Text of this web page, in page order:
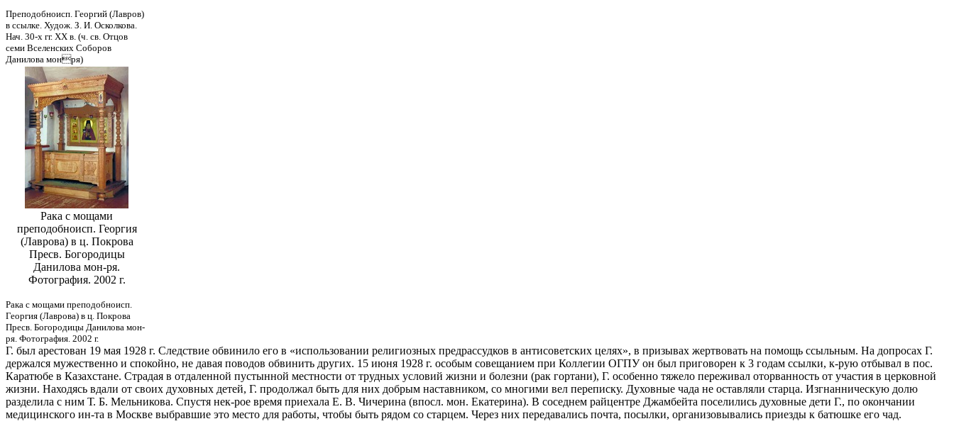
Преподобноисп. Георгий (Лавров)
в ссылке. Худож. З. И. Осколкова.
Нач. 30-х гг. ХХ в. (ч. св. Отцов
семи Вселенских Соборов
Данилова монря)
Рака с мощами
преподобноисп. Георгия
(Лаврова) в ц. Покрова
Пресв. Богородицы
Данилова мон-ря.
Фотография. 2002 г.
Рака с мощами преподобноисп.
Георгия (Лаврова) в ц. Покрова
Пресв. Богородицы Данилова мон-
ря. Фотография. 2002 г.
Г. был арестован 19 мая 1928 г. Следствие обвинило его в «использовании религиозных предрассудков в антисоветских целях», в призывах жертвовать на помощь ссыльным. На допросах Г.
держался мужественно и спокойно, не давая поводов обвинить других. 15 июня 1928 г. особым совещанием при Коллегии ОГПУ он был приговорен к 3 годам ссылки, к-рую отбывал в пос.
Каратюбе в Казахстане. Страдая в отдаленной пустынной местности от трудных условий жизни и болезни (рак гортани), Г. особенно тяжело переживал оторванность от участия в церковной
жизни. Находясь вдали от своих духовных детей, Г. продолжал быть для них добрым наставником, со многими вел переписку. Духовные чада не оставляли старца. Изгнанническую долю
разделила с ним Т. Б. Мельникова. Спустя нек-рое время приехала Е. В. Чичерина (впосл. мон. Екатерина). В соседнем райцентре Джамбейта поселились духовные дети Г., по окончании
медицинского ин-та в Москве выбравшие это место для работы, чтобы быть рядом со старцем. Через них передавались почта, посылки, организовывались приезды к батюшке его чад.